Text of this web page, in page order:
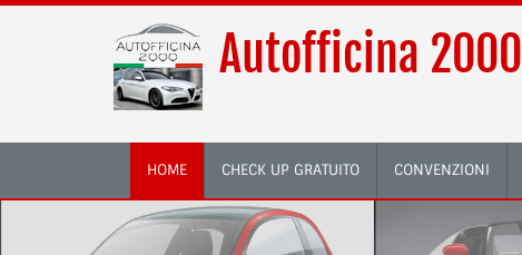
Autofficina 2000
HOME CHECK UP GRATUITO CONVENZIONI